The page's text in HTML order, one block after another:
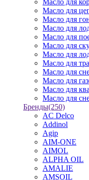
Масло для
Масло для
Масло для
Масло для
Масло для
Масло для
Масло для
Масло для
Масло для
Масло для
Масло для
Масло для
Бренды(250)
AC Delco
Addinol
Agip
AIM-ONE
AIMOL
ALPHA OIL
AMALIE
AMSOIL